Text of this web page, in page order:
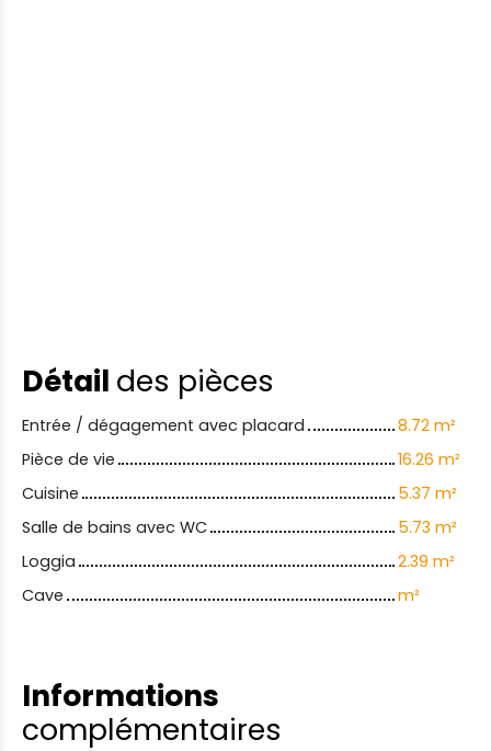
Détail des pièces
Entrée / dégagement avec placard
8.72 m²
Pièce de vie
16.26 m²
Cuisine
5.37 m²
Salle de bains avec WC
5.73 m²
Loggia
2.39 m²
Cave
m²
Informations
complémentaires